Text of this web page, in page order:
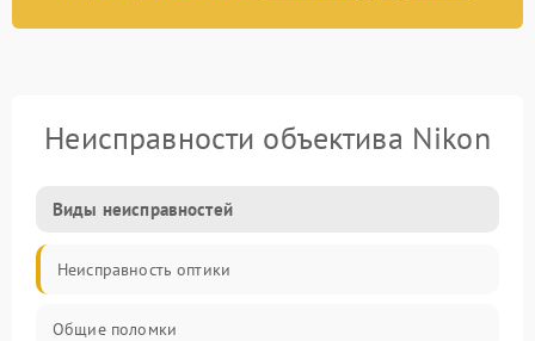
Неисправности объектива Nikon
Виды неисправностей
Неисправность оптики
Общие поломки